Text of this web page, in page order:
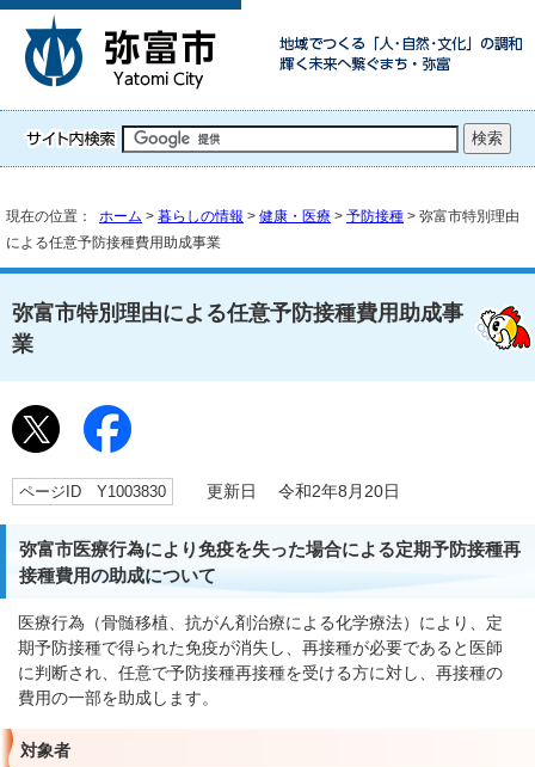
現在の位置： ホーム > 暮らしの情報 > 健康・医療 > 予防接種 > 弥富市特別理由
による任意予防接種費用助成事業
弥富市特別理由による任意予防接種費用助成事
業
ページID Y1003830 更新日 令和2年8月20日
弥富市医療行為により免疫を失った場合による定期予防接種再
接種費用の助成について
医療行為（骨髄移植、抗がん剤治療による化学療法）により、定
期予防接種で得られた免疫が消失し、再接種が必要であると医師
に判断され、任意で予防接種再接種を受ける方に対し、再接種の
費用の一部を助成します。
対象者